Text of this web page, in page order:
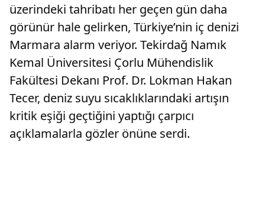
üzerindeki tahribatı her geçen gün daha
görünür hale gelirken, Türkiye’nin iç denizi
Marmara alarm veriyor. Tekirdağ Namık
Kemal Üniversitesi Çorlu Mühendislik
Fakültesi Dekanı Prof. Dr. Lokman Hakan
Tecer, deniz suyu sıcaklıklarındaki artışın
kritik eşiği geçtiğini yaptığı çarpıcı
açıklamalarla gözler önüne serdi.